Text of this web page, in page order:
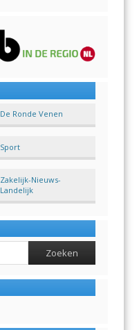
De Ronde Venen
Sport
Zakelijk-Nieuws-
Landelijk